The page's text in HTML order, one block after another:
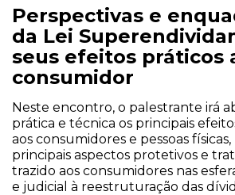
Perspectivas e
da Lei
seus efeitos práticos
consumidor
Neste encontro, o palestrante irá
prática e técnica os principais efeitos
aos consumidores e pessoas
principais aspectos protetivos e
trazido aos consumidores nas
e judicial à reestruturação das